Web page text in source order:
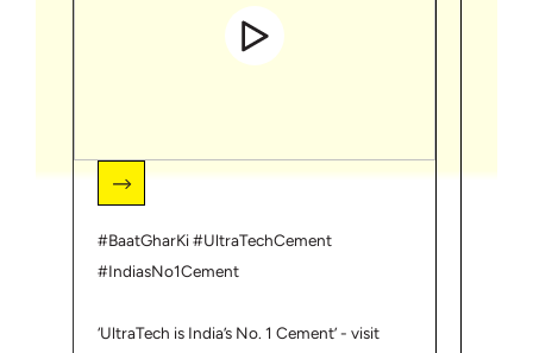
‘UltraTech is India’s No. 1 Cement’ - visit
#BaatGharKi #UltraTechCement
#IndiasNo1Cement